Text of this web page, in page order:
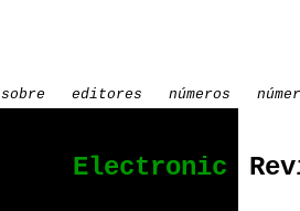
sobre editores números
Electronic